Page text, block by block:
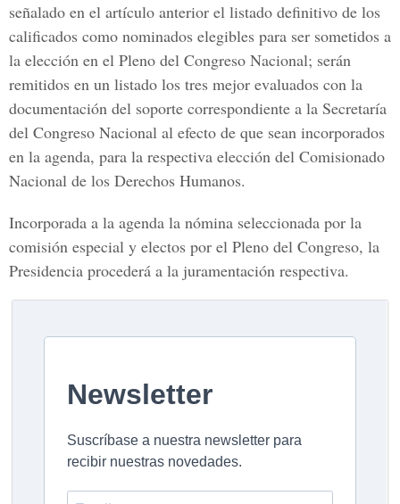
señalado en el artículo anterior el listado definitivo de los
calificados como nominados elegibles para ser sometidos a
la elección en el Pleno del Congreso Nacional; serán
remitidos en un listado los tres mejor evaluados con la
documentación del soporte correspondiente a la Secretaría
del Congreso Nacional al efecto de que sean incorporados
en la agenda, para la respectiva elección del Comisionado
Nacional de los Derechos Humanos.
Incorporada a la agenda la nómina seleccionada por la
comisión especial y electos por el Pleno del Congreso, la
Presidencia procederá a la juramentación respectiva.